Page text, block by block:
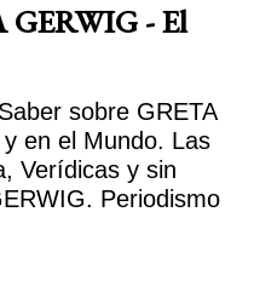
GERWIG - El
sobre GRETA
en el Mundo. Las
Verídicas y sin
Periodismo